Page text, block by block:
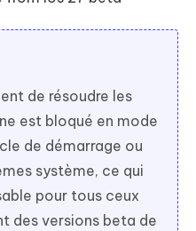
de résoudre les
est bloqué en mode
de démarrage ou
système, ce qui
pour tous ceux
des versions beta de